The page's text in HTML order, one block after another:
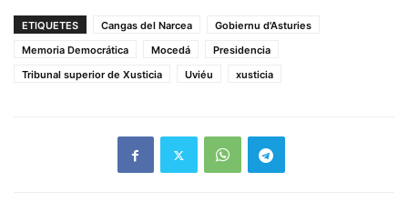
ETIQUETES Cangas del Narcea
Gobiernu d'Asturies
Memoria Democrática
Mocedá
Presidencia
Tribunal superior de Xusticia
Uviéu xusticia